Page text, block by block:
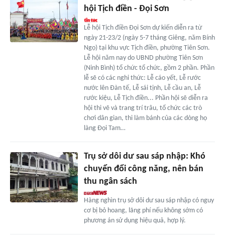
hội Tịch điền - Đọi Sơn
Lễ hội Tịch điền Đọi Sơn dự kiến diễn ra từ
ngày 21-23/2 (ngày 5-7 tháng Giêng, năm Bính
Ngọ) tại khu vực Tịch điền, phường Tiên Sơn.
Lễ hội năm nay do UBND phường Tiên Sơn
(Ninh Bình) tổ chức tổ chức, gồm 2 phần. Phần
lễ sẽ có các nghi thức: Lễ cáo yết, Lễ rước
nước lên Đàn tế, Lễ sái tịnh, Lễ cầu an, Lễ
rước kiệu, Lễ Tịch điền... Phần hội sẽ diễn ra
hội thi vẽ và trang trí trâu, tổ chức các trò
chơi dân gian, thi làm bánh của các dòng họ
làng Đọi Tam…
Trụ sở dôi dư sau sáp nhập: Khó
chuyển đổi công năng, nên bán
thu ngân sách
Hàng nghìn trụ sở dôi dư sau sáp nhập có nguy
cơ bị bỏ hoang, lãng phí nếu không sớm có
phương án sử dụng hiệu quả, hợp lý.